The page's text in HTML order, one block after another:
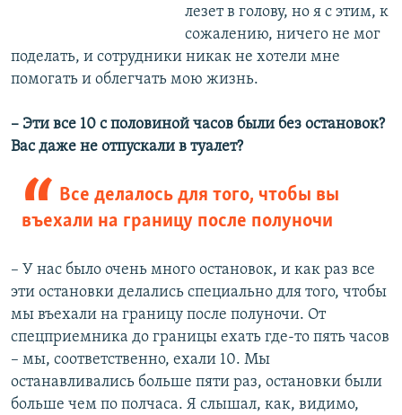
лезет в голову, но я с этим, к
сожалению, ничего не мог
поделать, и сотрудники никак не хотели мне
помогать и облегчать мою жизнь.
– Эти все 10 с половиной часов были без остановок?
Вас даже не отпускали в туалет?
Все делалось для того, чтобы вы
въехали на границу после полуночи
– У нас было очень много остановок, и как раз все
эти остановки делались специально для того, чтобы
мы въехали на границу после полуночи. От
спецприемника до границы ехать где-то пять часов
– мы, соответственно, ехали 10. Мы
останавливались больше пяти раз, остановки были
больше чем по полчаса. Я слышал, как, видимо,